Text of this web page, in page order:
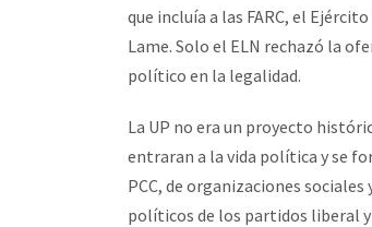
que incluía a las FARC, el
Lame. Solo el ELN rechazó la
político en la legalidad.
La UP no era un proyecto
entraran a la vida política y se
PCC, de organizaciones
políticos de los partidos liberal